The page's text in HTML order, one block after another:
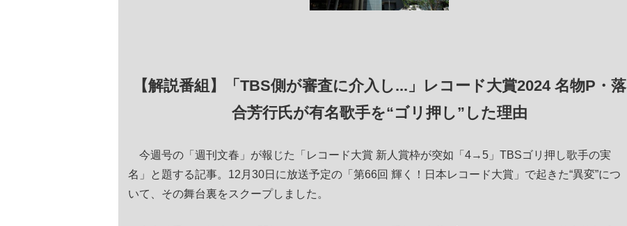
【解説番組】「TBS側が審査に介入し...」レコード大賞2024 名物P・落
合芳行氏が有名歌手を“ゴリ押し”した理由
今週号の「週刊文春」が報じた「レコード大賞 新人賞枠が突如「4→5」TBSゴリ押し歌手の実
名」と題する記事。12月30日に放送予定の「第66回 輝く！日本レコード大賞」で起きた“異変”につ
いて、その舞台裏をスクープしました。